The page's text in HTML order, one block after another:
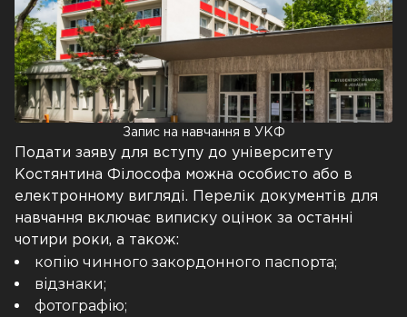
Запис на навчання в УКФ
Подати заяву для вступу до університету
Костянтина Філософа можна особисто або в
електронному вигляді. Перелік документів для
навчання включає виписку оцінок за останні
чотири роки, а також:
копію чинного закордонного паспорта;
відзнаки;
фотографію;